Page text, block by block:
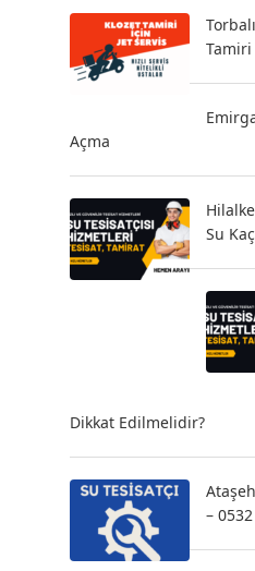
Tamiri
Açma
Su
Dikkat Edilmelidir?
–